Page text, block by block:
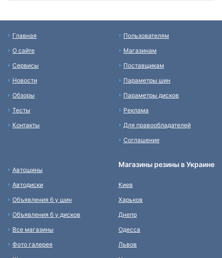
Главная
О сайте
Сервисы
Новости
Обзоры
Тесты
Контакты
Пользователям
Магазинам
Поставщикам
Параметры шин
Параметры дисков
Реклама
Для правообладателей
Соглашение
Автошины
Автодиски
Объявления б у шин
Объявления б у дисков
Все магазины
Фото галерея
Магазины резины в Украине
Киев
Харьков
Днепр
Одесса
Львов